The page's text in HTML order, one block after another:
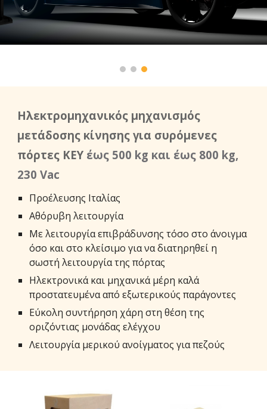
Ηλεκτρομηχανικός μηχανισμός
μετάδοσης κίνησης για συρόμενες
πόρτες ΚΕΥ έως 500 kg και έως 800 kg,
230 Vac
Προέλευσης Ιταλίας
Αθόρυβη λειτουργία
Με λειτουργία επιβράδυνσης τόσο στο άνοιγμα
όσο και στο κλείσιμο για να διατηρηθεί η
σωστή λειτουργία της πόρτας
Ηλεκτρονικά και μηχανικά μέρη καλά
προστατευμένα από εξωτερικούς παράγοντες
Εύκολη συντήρηση χάρη στη θέση της
οριζόντιας μονάδας ελέγχου
Λειτουργία μερικού ανοίγματος για πεζούς